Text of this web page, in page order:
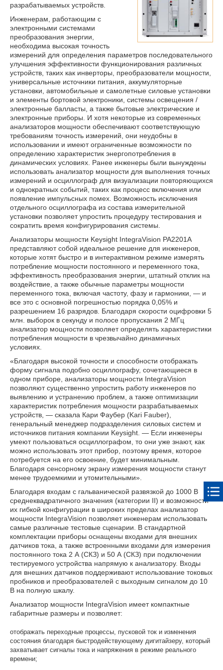
разрабатываемых устройств.
Инженерам, работающим с
электронными системами
преобразования энергии,
необходима высокая точность
измерений для определения параметров последовательного
улучшения эффективности функционирования различных
устройств, таких как инверторы, преобразователи мощности,
универсальные источники питания, аккумуляторные
установки, автомобильные и самолетные силовые установки
и элементы бортовой электроники, системы освещения /
электронные балласты, а также бытовые электрические и
электронные приборы. И хотя некоторые из современных
анализаторов мощности обеспечивают соответствующую
требованиям точность измерений, они неудобны в
использовании и имеют ограниченные возможности по
определению характеристик энергопотребления в
динамических условиях. Ранее инженеры были вынуждены
использовать анализатор мощности для выполнения точных
измерений и осциллограф для визуализации повторяющихся
и однократных событий, таких как процесс включения или
появление импульсных помех. Возможность исключения
отдельного осциллографа из состава измерительной
установки позволяет упростить процедуру тестирования и
сократить время конфигурирования системы.
Анализаторы мощности Keysight IntegraVision PA2201A
представляют собой идеальное решение для инженеров,
которые хотят быстро и в интерактивном режиме измерять
потребление мощности постоянного и переменного тока,
эффективность преобразования энергии, штатный отклик на
воздействие, а также обычные параметры мощности
переменного тока, включая частоту, фазу и гармоники, — и
все это с основной погрешностью порядка 0,05% и
разрешением 16 разрядов. Благодаря скорости оцифровки 5
млн. выборок в секунду и полосе пропускания 2 МГц
анализатор мощности позволяет определять характеристики
потребления мощности в чрезвычайно динамичных
условиях.
«Благодаря высокой точности и способности отображать
форму сигнала подобно осциллографу, сочетающиеся в
одном приборе, анализаторы мощности IntegraVision
позволяют существенно упростить работу инженеров по
выявлению и устранению проблем, а также оптимизации
характеристик потребления мощности разрабатываемых
устройств, — сказала Кари Фаубер (Kari Fauber),
генеральный менеджер подразделения силовых систем и
источников питания компании Keysight. — Если инженеры
умеют пользоваться осциллографом, то они уже знают, как
можно использовать этот прибор, поэтому время, которое
потребуется на его освоение, будет минимальным.
Благодаря сенсорному экрану измерения мощности станут
менее трудоемкими и утомительными».
Благодаря входам с гальванической развязкой до 1000 В
среднеквадратичного значения (категории II) и возможности
их гибкой конфигурации в широких пределах анализатор
мощности IntegraVision позволяет инженерам использовать
самые различные тестовые сценарии. В стандартной
комплектации приборы оснащены входами для внешних
датчиков тока, а также встроенными входами для измерения
постоянного тока 2 А (СКЗ) и 50 А (СКЗ) при подключении
тестируемого устройства напрямую к анализатору. Входы
для внешних датчиков поддерживают использование токовых
пробников и преобразователей с выходным сигналом до 10
В на полную шкалу.
Анализатор мощности IntegraVision имеет компактные
габаритные размеры и позволяет:
отображать переходные процессы, пусковой ток и изменения
состояния благодаря быстродействующему дигитайзеру, который
захватывает сигналы тока и напряжения в режиме реального
времени;